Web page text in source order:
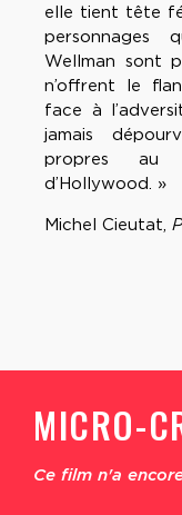
elle tient tête
personnages
Wellman sont
n’offrent le
face à
jamais
propres au
d’Hollywood. »
Michel Cieutat,
MICRO-
Ce film n'a